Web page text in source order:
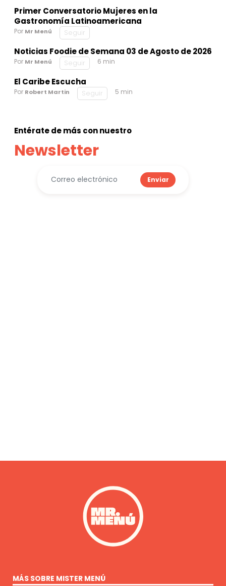
Primer Conversatorio Mujeres en la
Gastronomía Latinoamericana
Por Mr Menú Seguir
Noticias Foodie de Semana 03 de Agosto de 2026
Por Mr Menú Seguir 6 min
El Caribe Escucha
Por Robert Martin Seguir 5 min
Entérate de más con nuestro
Newsletter
Enviar
MÁS SOBRE MISTER MENÚ